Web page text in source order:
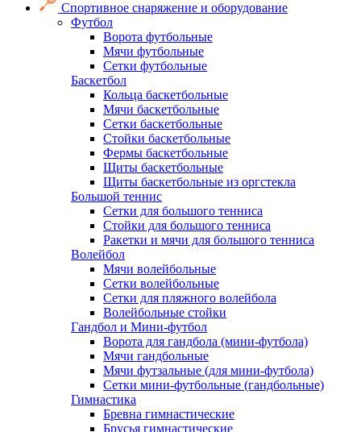
Спортивное снаряжение и оборудование
Футбол
Ворота футбольные
Мячи футбольные
Сетки футбольные
Баскетбол
Кольца баскетбольные
Мячи баскетбольные
Сетки баскетбольные
Стойки баскетбольные
Фермы баскетбольные
Щиты баскетбольные
Щиты баскетбольные из оргстекла
Большой теннис
Сетки для большого тенниса
Стойки для большого тенниса
Ракетки и мячи для большого тенниса
Волейбол
Мячи волейбольные
Сетки волейбольные
Сетки для пляжного волейбола
Волейбольные стойки
Гандбол и Мини-футбол
Ворота для гандбола (мини-футбола)
Мячи гандбольные
Мячи футзальные (для мини-футбола)
Сетки мини-футбольные (гандбольные)
Гимнастика
Бревна гимнастические
Брусья гимнастические